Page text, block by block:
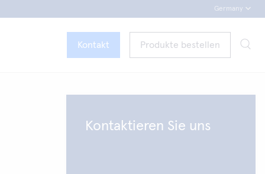
Germany
Kontakt Produkte bestellen
Kontaktieren Sie uns